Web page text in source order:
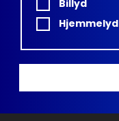
Billyd
Hjemmelyd